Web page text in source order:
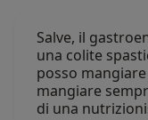
Salve, il
una colite
posso
mangiare
di una